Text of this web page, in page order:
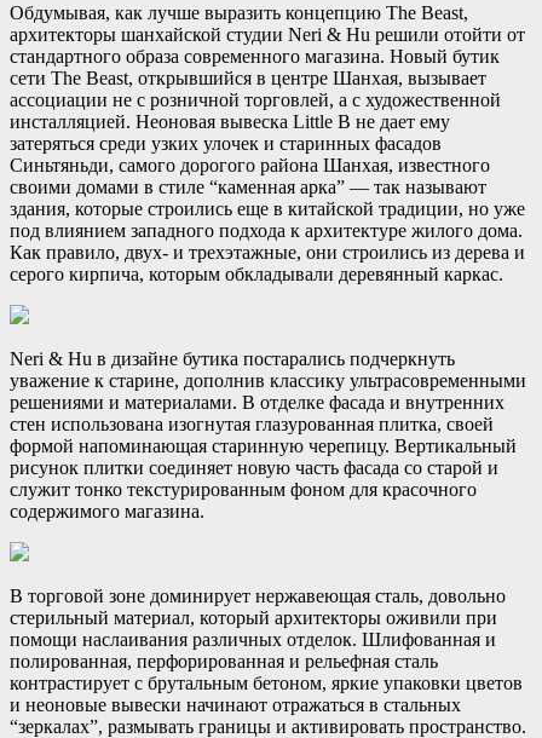
Обдумывая, как лучше выразить концепцию The Beast,
архитекторы шанхайской студии Neri & Hu решили отойти от
стандартного образа современного магазина. Новый бутик
сети The Beast, открывшийся в центре Шанхая, вызывает
ассоциации не с розничной торговлей, а с художественной
инсталляцией. Неоновая вывеска Little B не дает ему
затеряться среди узких улочек и старинных фасадов
Синьтяньди, самого дорогого района Шанхая, известного
своими домами в стиле “каменная арка” — так называют
здания, которые строились еще в китайской традиции, но уже
под влиянием западного подхода к архитектуре жилого дома.
Как правило, двух- и трехэтажные, они строились из дерева и
серого кирпича, которым обкладывали деревянный каркас.
Neri & Hu в дизайне бутика постарались подчеркнуть
уважение к старине, дополнив классику ультрасовременными
решениями и материалами. В отделке фасада и внутренних
стен использована изогнутая глазурованная плитка, своей
формой напоминающая старинную черепицу. Вертикальный
рисунок плитки соединяет новую часть фасада со старой и
служит тонко текстурированным фоном для красочного
содержимого магазина.
В торговой зоне доминирует нержавеющая сталь, довольно
стерильный материал, который архитекторы оживили при
помощи наслаивания различных отделок. Шлифованная и
полированная, перфорированная и рельефная сталь
контрастирует с брутальным бетоном, яркие упаковки цветов
и неоновые вывески начинают отражаться в стальных
“зеркалах”, размывать границы и активировать пространство.